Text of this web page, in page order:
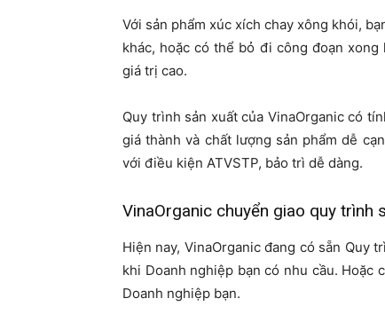
Với sản phẩm xúc xích chay xông khói,
khác, hoặc có thể bỏ đi công đoạn
giá trị cao.
Quy trình sản xuất của VinaOrganic có
giá thành và chất lượng sản phẩm dễ
với điều kiện ATVSTP, bảo trì dễ dàng.
VinaOrganic chuyển giao quy trình
Hiện nay, VinaOrganic đang có sẵn Quy
khi Doanh nghiệp bạn có nhu cầu.
Doanh nghiệp bạn.